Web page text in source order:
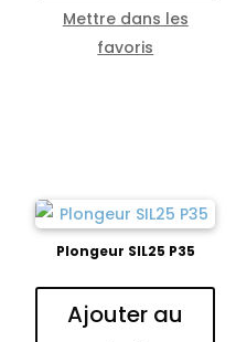
Mettre dans les
favoris
Plongeur SIL25 P35
Ajouter au